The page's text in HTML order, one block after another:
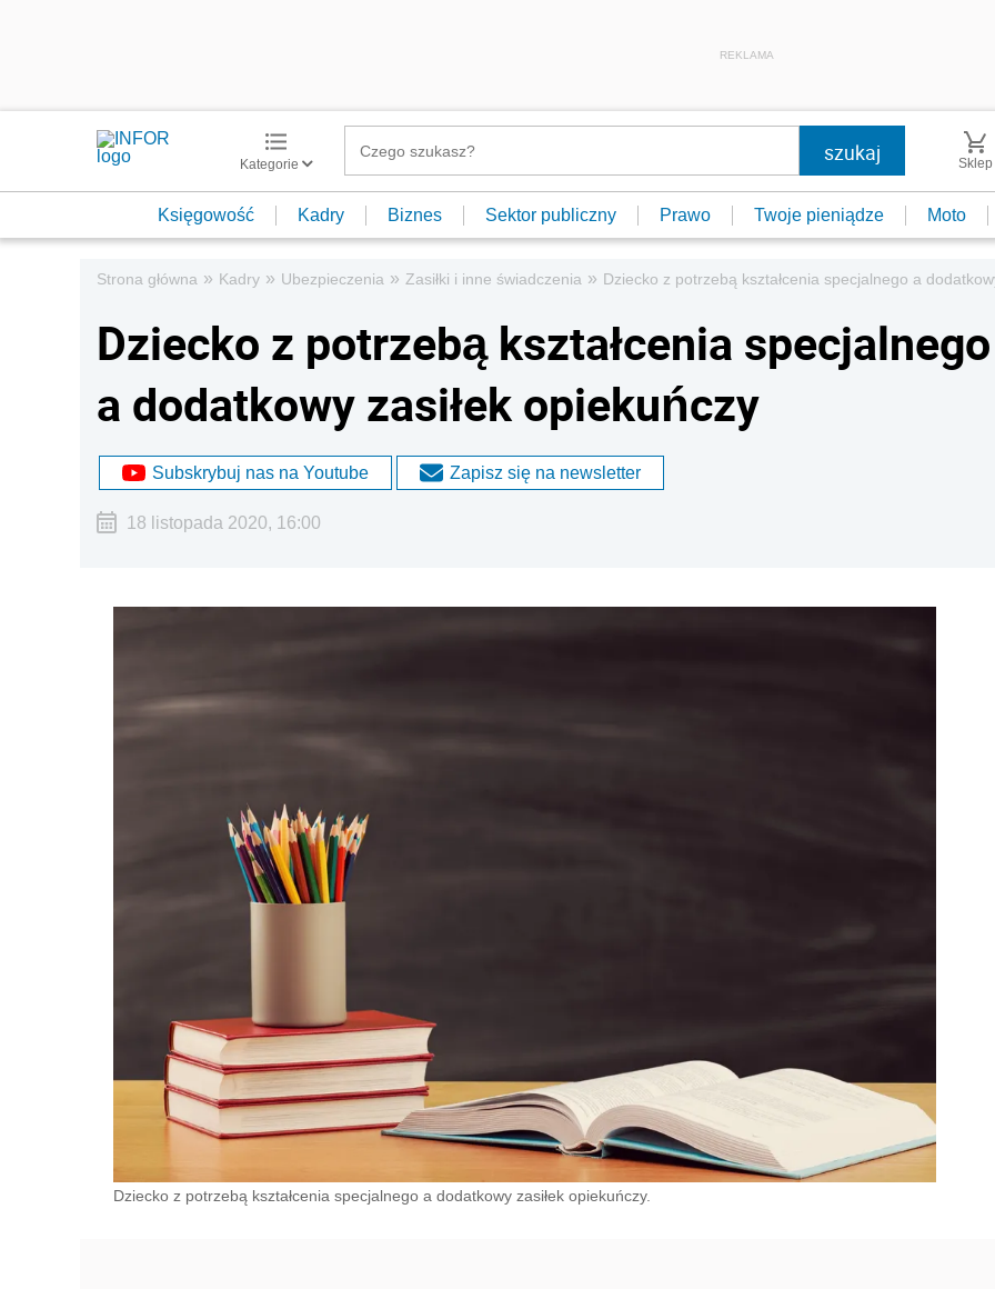
REKLAMA
Kategorie Sklep
Księgowość Kadry Biznes Sektor publiczny Prawo Twoje pieniądze Moto
Strona główna » Kadry » Ubezpieczenia » Zasiłki i inne świadczenia » Dziecko z potrzebą kształcenia specjalnego a
Dziecko z potrzebą kształcenia specjalnego
a dodatkowy zasiłek opiekuńczy
Subskrybuj nas na Youtube Zapisz się na newsletter
18 listopada 2020, 16:00
Dziecko z potrzebą kształcenia specjalnego a dodatkowy zasiłek opiekuńczy.